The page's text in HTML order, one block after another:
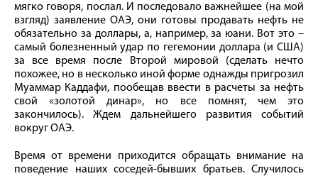
мягко говоря, послал. И последовало важнейшее (на мой
взгляд) заявление ОАЭ, они готовы продавать нефть не
обязательно за доллары, а, например, за юани. Вот это –
самый болезненный удар по гегемонии доллара (и США)
за все время после Второй мировой (сделать нечто
похожее, но в несколько иной форме однажды пригрозил
Муаммар Каддафи, пообещав ввести в расчеты за нефть
свой «золотой динар», но все помнят, чем это
закончилось). Ждем дальнейшего развития событий
вокруг ОАЭ.
Время от времени приходится обращать внимание на
поведение наших соседей-бывших братьев. Случилось